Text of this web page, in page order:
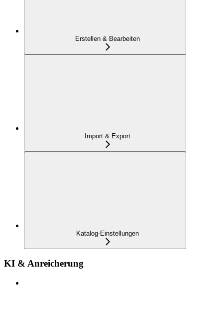
Erstellen & Bearbeiten
Import & Export
Katalog-Einstellungen
KI & Anreicherung